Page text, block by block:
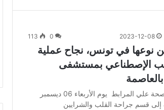
2023-12-08
0
113
نوعها في تونس، نجاح عملية
الإصطناعي بمستشفى
أدى وزير الصحة علي المرابط يوم الأربعاء 06 ديسمبر
إلى قسم جراحة القلب والشرايين